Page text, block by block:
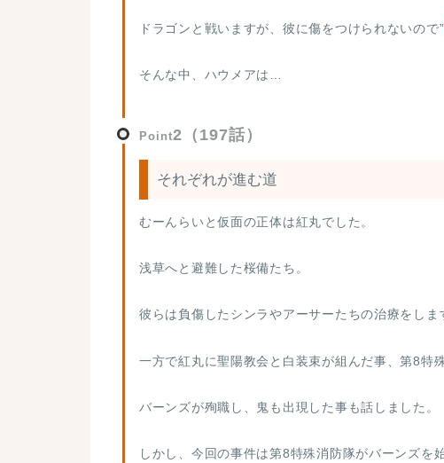
ドラゴンと戦いますが、彼に傷をつけられないので”
そんな中、ハウメアは…
Point2（197話）
それぞれが進む道
むーんらいと仮面の正体は紅丸でした。
浅草へと避難した桜備たち。
彼らは負傷したシンラやアーサーたちの治療をしま
一方で紅丸に聖陽教会と白装束が組んだ事、第8特
バーンズが殉職し、鬼も出現した事も話しました。
しかし、今回の事件は第8特殊消防隊がバーンズを